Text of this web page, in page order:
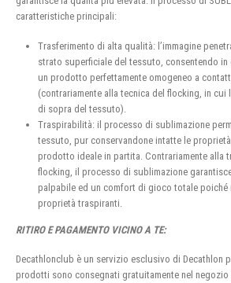
caratteristiche principali:
Trasferimento di alta qualità: l’immagine
strato superficiale del tessuto, consentendo
un prodotto perfettamente omogeneo a
(contrariamente alla tecnica del flocking, in cui
di sopra del tessuto).
Traspirabilità: il processo di sublimazione
tessuto, pur conservandone intatte le
prodotto ideale in partita. Contrariamente alla
flocking, il processo di sublimazione
palpabile ed un comfort di gioco totale poiché
proprietà traspiranti.
RITIRO E PAGAMENTO VICINO A TE:
Decathlonclub è un servizio esclusivo di Decathlon
prodotti sono consegnati gratuitamente nel